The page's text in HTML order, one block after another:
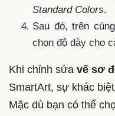
Standard Colors.
Sau đó, trên
chọn độ dày cho
Khi chỉnh sửa vẽ sơ
SmartArt, sự khác
Mặc dù bạn có thể